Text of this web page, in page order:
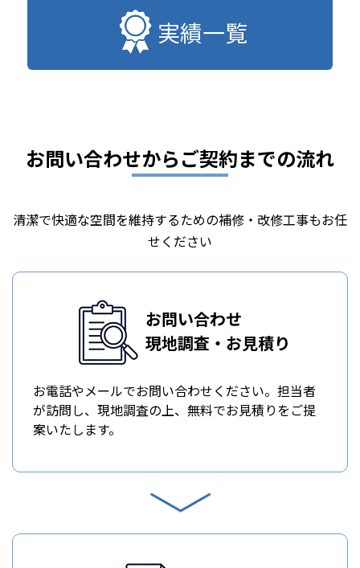
実績一覧
お問い合わせからご契約までの流れ
清潔で快適な空間を維持するための補修・改修工事もお任
せください
お問い合わせ
現地調査・お見積り
お電話やメールでお問い合わせください。担当者
が訪問し、現地調査の上、無料でお見積りをご提
案いたします。